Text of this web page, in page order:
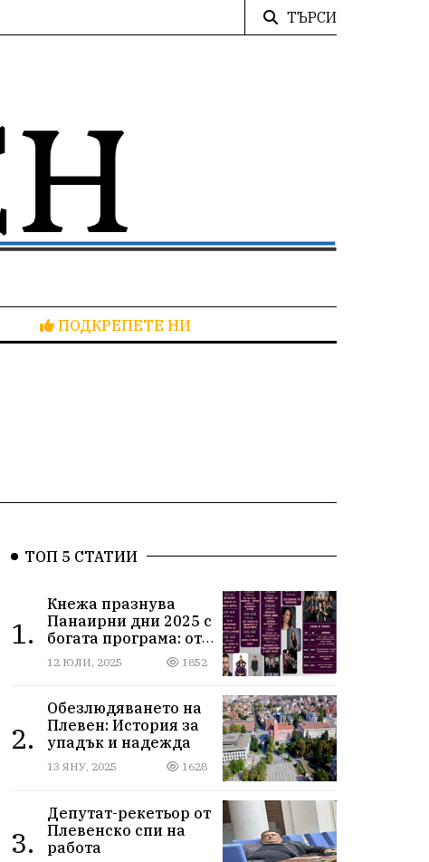
ТЪРСИ
ПОДКРЕПЕТЕ НИ
ТОП 5 СТАТИИ
1.
Кнежа празнува
Панаирни дни 2025 с
богата програма: от
спортни турнири до
концерти под
12 ЮЛИ, 2025 1852
2.
Обезлюдяването на
Плевен: История за
упадък и надежда
13 ЯНУ, 2025 1628
3.
Депутат-рекетьор от
Плевенско спи на
работа